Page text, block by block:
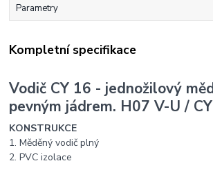
Parametry
Kompletní specifikace
Vodič CY 16 - jednožilový
pevným jádrem. H07 V-U /
KONSTRUKCE
1. Měděný vodič plný
2. PVC izolace